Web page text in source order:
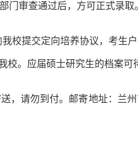
门审查通过后，方可正式录取
校提交定向培养协议，考生
校。应届硕士研究生的档案可
，请勿到付。邮寄地址：兰